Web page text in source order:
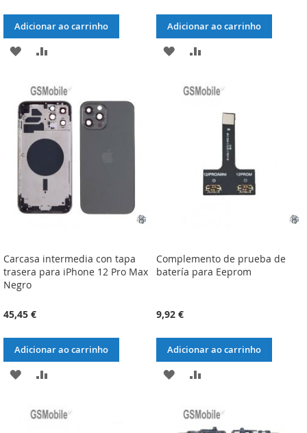
Adicionar ao carrinho
ADICIONAR
LISTA
DE
DESEJOS
COMPARAÇÃO
Adicionar ao carrinho
ADICIONAR
LISTA
ADICIONAR
COMPARAÇÃO
Carcasa intermedia con tapa
trasera para iPhone 12 Pro Max
Negro
45,45 €
Adicionar ao carrinho
ADICIONAR
LISTACOMPARAÇÃO
Complemento de prueba de
batería para Eeprom
9,92 €
Adicionar ao carrinho
ADICIONAR
LISTA
ADICIONAR
COMPARAÇÃO